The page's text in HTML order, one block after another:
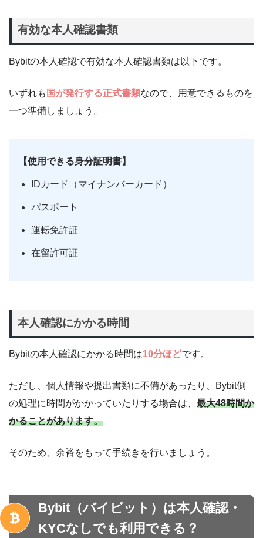
有効な本人確認書類
Bybitの本人確認で有効な本人確認書類は以下です。
いずれも 国が発行する正式書類なので、用意できるものを
一つ準備しましょう。
【使用できる身分証明書】
IDカード（マイナンバーカード）
パスポート
運転免許証
在留許可証
本人確認にかかる時間
Bybitの本人確認にかかる時間は10分ほどです。
ただし、個人情報や提出書類に不備があったり、Bybit側
の処理に時間がかかっていたりする場合は、 最大48時間か
かることがあります。
そのため、余裕をもって手続きを行いましょう。
Bybit（バイビット）は本人確認・
KYCなしでも利用できる？